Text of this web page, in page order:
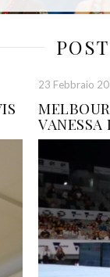
23 Febbraio
VANESSA